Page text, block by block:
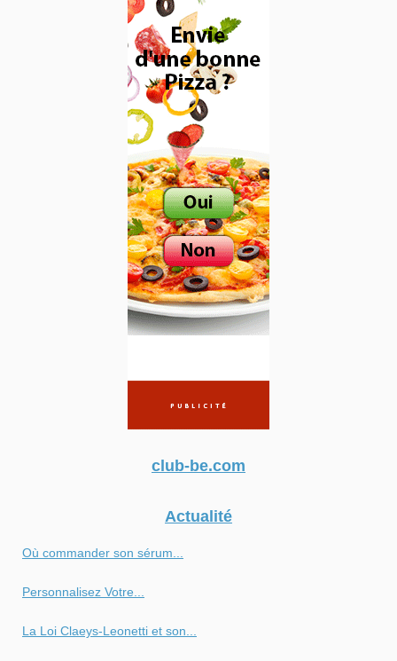
club-be.com
Actualité
Où commander son sérum...
Personnalisez Votre...
La Loi Claeys-Leonetti et son...